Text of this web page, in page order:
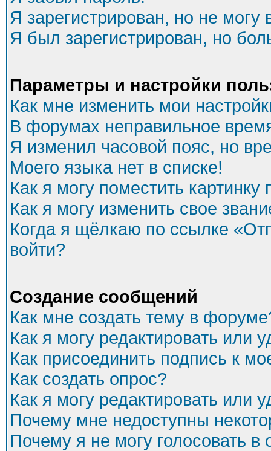
Я зарегистрирован, но не могу
Я был зарегистрирован, но
Параметры и настройки
Как мне изменить мои
В форумах неправильное
Я изменил часовой пояс, но
Моего языка нет в списке!
Как я могу поместить
Как я могу изменить свое
Когда я щёлкаю по ссылке
войти?
Создание сообщений
Как мне создать тему в
Как я могу редактировать или
Как присоединить подпись к
Как создать опрос?
Как я могу редактировать или
Почему мне недоступны
Почему я не могу голосовать в